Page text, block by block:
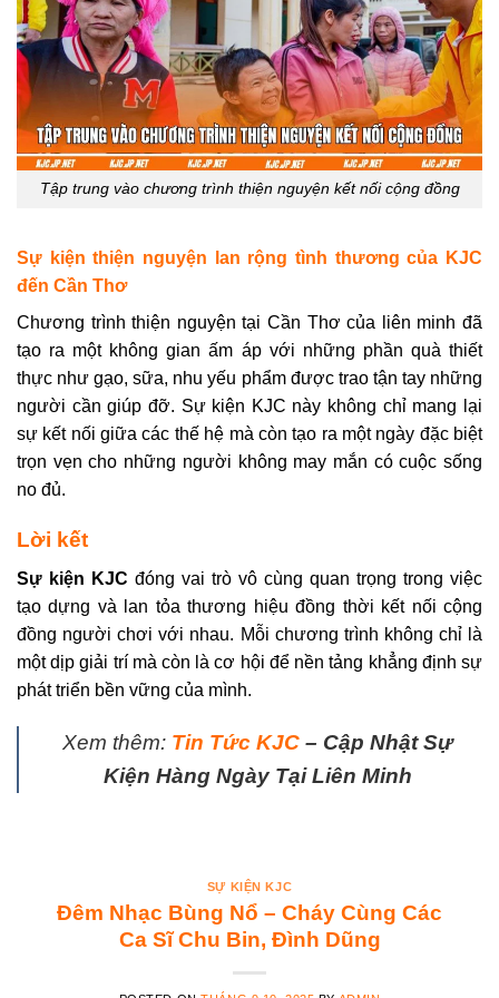
Tập trung vào chương trình thiện nguyện kết nối cộng đồng
Sự kiện thiện nguyện lan rộng tình thương của KJC
đến Cần Thơ
Chương trình thiện nguyện tại Cần Thơ của liên minh đã
tạo ra một không gian ấm áp với những phần quà thiết
thực như gạo, sữa, nhu yếu phẩm được trao tận tay những
người cần giúp đỡ. Sự kiện KJC này không chỉ mang lại
sự kết nối giữa các thế hệ mà còn tạo ra một ngày đặc biệt
trọn vẹn cho những người không may mắn có cuộc sống
no đủ.
Lời kết
Sự kiện KJC đóng vai trò vô cùng quan trọng trong việc
tạo dựng và lan tỏa thương hiệu đồng thời kết nối cộng
đồng người chơi với nhau. Mỗi chương trình không chỉ là
một dịp giải trí mà còn là cơ hội để nền tảng khẳng định sự
phát triển bền vững của mình.
Xem thêm: Tin Tức KJC– Cập Nhật Sự
Kiện Hàng Ngày Tại Liên Minh
SỰ KIỆN KJC
Đêm Nhạc Bùng Nổ – Cháy Cùng Các
Ca Sĩ Chu Bin, Đình Dũng